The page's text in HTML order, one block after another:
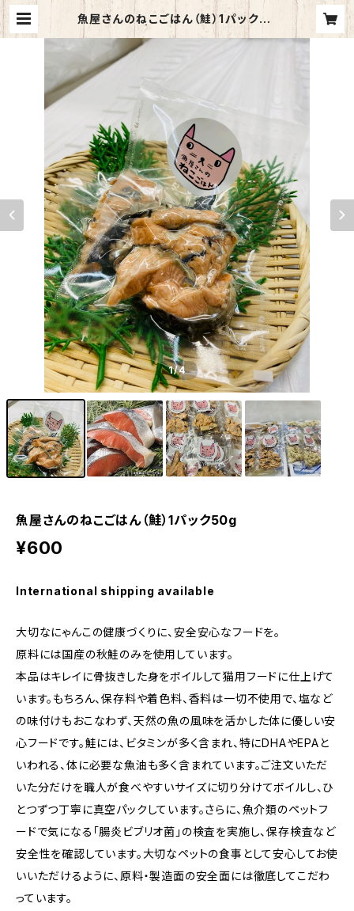
魚屋さんのねこごはん（鮭）1パック50
g | やまざき市場
1/4
魚屋さんのねこごはん（鮭）1パック50g
¥600
International shipping available
大切なにゃんこの健康づくりに、安全安心なフードを。
原料には国産の秋鮭のみを使用しています。
本品はキレイに骨抜きした身をボイルして猫用フードに仕上げて
います。もちろん、保存料や着色料、香料は一切不使用で、塩など
の味付けもおこなわず、天然の魚の風味を活かした体に優しい安
心フードです。鮭には、ビタミンが多く含まれ、特にDHAやEPAと
いわれる、体に必要な魚油も多く含まれています。ご注文いただ
いた分だけを職人が食べやすいサイズに切り分けてボイルし、ひ
とつずつ丁寧に真空パックしています。さらに、魚介類のペットフ
ードで気になる「腸炎ビブリオ菌」の検査を実施し、保存検査など
安全性を確認しています。大切なペットの食事として安心してお使
いいただけるように、原料・製造面の安全面には徹底してこだわ
っています。